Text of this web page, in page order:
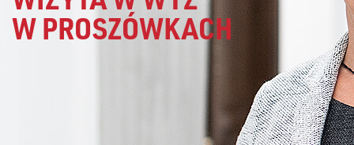
W PROSZÓWKACH